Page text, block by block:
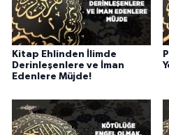
Kitap Ehlinden İlimde
Derinleşenlere ve İman
Edenlere Müjde!
Iğdır Müftülüğü
Isparta Müftülüğü
İstanbul Müftülüğü